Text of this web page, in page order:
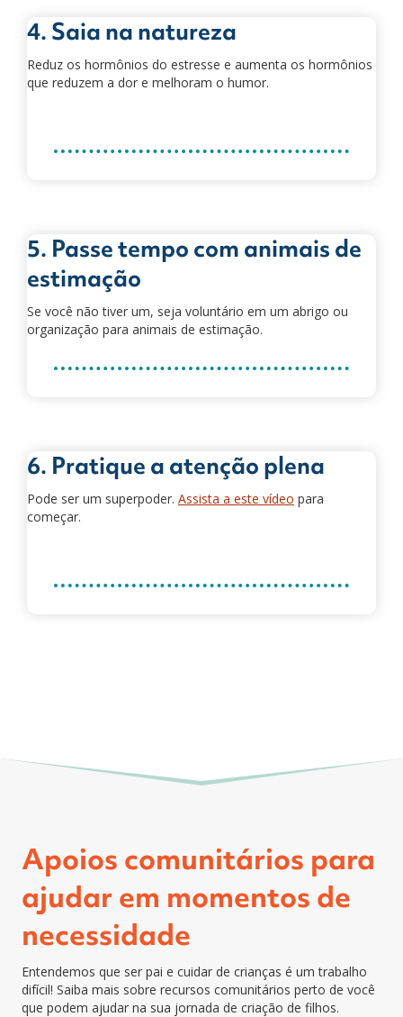
4. Saia na natureza
Reduz os hormônios do estresse e aumenta os hormônios
que reduzem a dor e melhoram o humor.
5. Passe tempo com animais de
estimação
Se você não tiver um, seja voluntário em um abrigo ou
organização para animais de estimação.
6. Pratique a atenção plena
Pode ser um superpoder. Assista a este vídeo para
começar.
Apoios comunitários para
ajudar em momentos de
necessidade
Entendemos que ser pai e cuidar de crianças é um trabalho
difícil! Saiba mais sobre recursos comunitários perto de você
que podem ajudar na sua jornada de criação de filhos.